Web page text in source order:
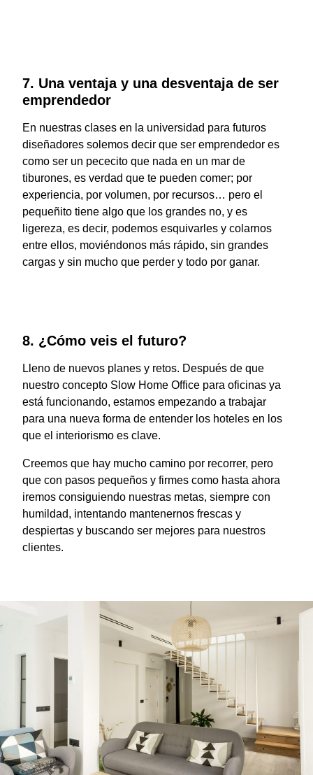
7. Una ventaja y una desventaja de ser
emprendedor
En nuestras clases en la universidad para futuros
diseñadores solemos decir que ser emprendedor es
como ser un pececito que nada en un mar de
tiburones, es verdad que te pueden comer; por
experiencia, por volumen, por recursos… pero el
pequeñito tiene algo que los grandes no, y es
ligereza, es decir, podemos esquivarles y colarnos
entre ellos, moviéndonos más rápido, sin grandes
cargas y sin mucho que perder y todo por ganar.
8. ¿Cómo veis el futuro?
Lleno de nuevos planes y retos. Después de que
nuestro concepto Slow Home Office para oficinas ya
está funcionando, estamos empezando a trabajar
para una nueva forma de entender los hoteles en los
que el interiorismo es clave.
Creemos que hay mucho camino por recorrer, pero
que con pasos pequeños y firmes como hasta ahora
iremos consiguiendo nuestras metas, siempre con
humildad, intentando mantenernos frescas y
despiertas y buscando ser mejores para nuestros
clientes.